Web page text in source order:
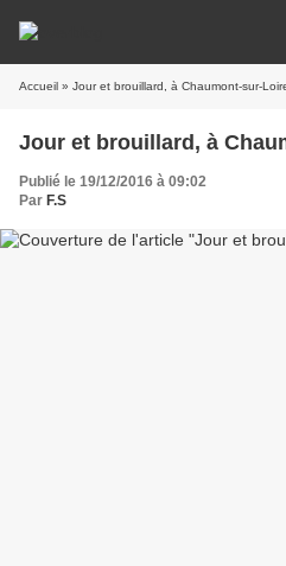
Accueil » Jour et brouillard, à Chaumont-sur-
Jour et brouillard, à
Publié le 19/12/2016 à 09:02
Par F.S